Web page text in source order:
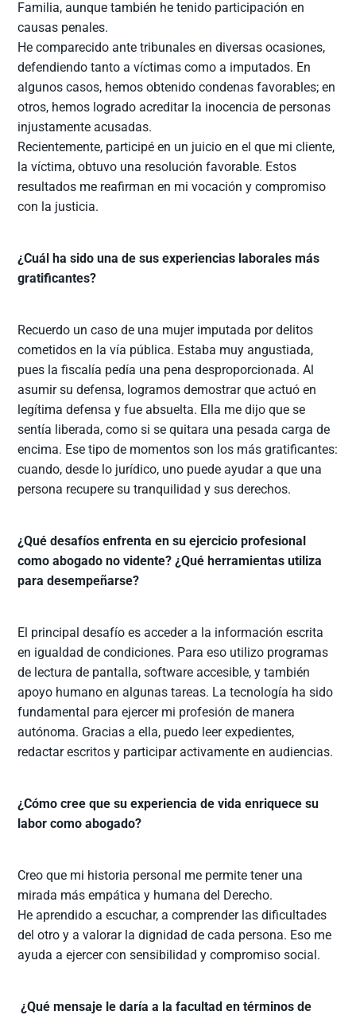
Familia, aunque también he tenido participación en
causas penales.
He comparecido ante tribunales en diversas ocasiones,
defendiendo tanto a víctimas como a imputados. En
algunos casos, hemos obtenido condenas favorables; en
otros, hemos logrado acreditar la inocencia de personas
injustamente acusadas.
Recientemente, participé en un juicio en el que mi cliente,
la víctima, obtuvo una resolución favorable. Estos
resultados me reafirman en mi vocación y compromiso
con la justicia.
¿Cuál ha sido una de sus experiencias laborales más
gratificantes?
Recuerdo un caso de una mujer imputada por delitos
cometidos en la vía pública. Estaba muy angustiada,
pues la fiscalía pedía una pena desproporcionada. Al
asumir su defensa, logramos demostrar que actuó en
legítima defensa y fue absuelta. Ella me dijo que se
sentía liberada, como si se quitara una pesada carga de
encima. Ese tipo de momentos son los más gratificantes:
cuando, desde lo jurídico, uno puede ayudar a que una
persona recupere su tranquilidad y sus derechos.
¿Qué desafíos enfrenta en su ejercicio profesional
como abogado no vidente? ¿Qué herramientas utiliza
para desempeñarse?
El principal desafío es acceder a la información escrita
en igualdad de condiciones. Para eso utilizo programas
de lectura de pantalla, software accesible, y también
apoyo humano en algunas tareas. La tecnología ha sido
fundamental para ejercer mi profesión de manera
autónoma. Gracias a ella, puedo leer expedientes,
redactar escritos y participar activamente en audiencias.
¿Cómo cree que su experiencia de vida enriquece su
labor como abogado?
Creo que mi historia personal me permite tener una
mirada más empática y humana del Derecho.
He aprendido a escuchar, a comprender las dificultades
del otro y a valorar la dignidad de cada persona. Eso me
ayuda a ejercer con sensibilidad y compromiso social.
¿Qué mensaje le daría a la facultad en términos de